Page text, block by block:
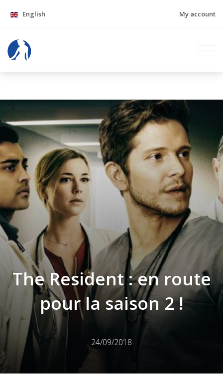
English My account
The Resident : en route
pour la saison 2 !
24/09/2018